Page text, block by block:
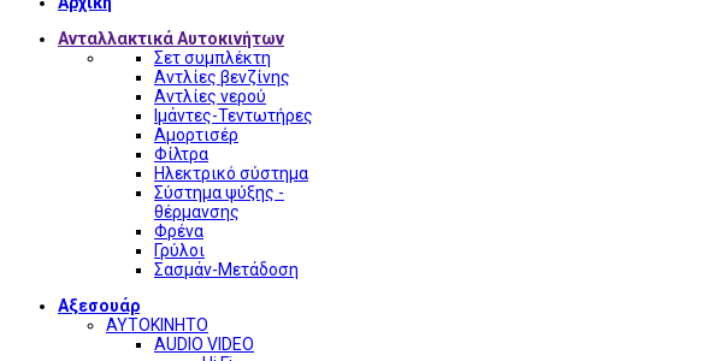
Ανταλλακτικά Αυτοκινήτων
Σετ συμπλέκτη
Αντλίες βενζίνης
Αντλίες νερού
Ιμάντες-Τεντωτήρες
Αμορτισέρ
Φίλτρα
Ηλεκτρικό σύστημα
Σύστημα ψύξης -
θέρμανσης
Φρένα
Γρύλοι
Σασμάν-Μετάδοση
Αξεσουάρ
ΑΥΤΟΚΙΝΗΤΟ
AUDIO VIDEO